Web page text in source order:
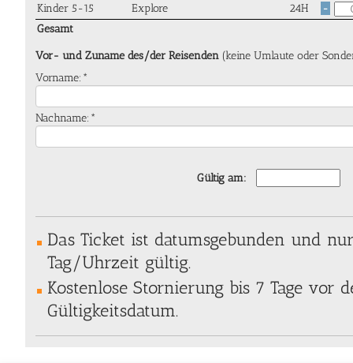
Kinder 5-15 Explore 24H -
Gesamt
Vor- und Zuname des/der Reisenden (keine Umlaute oder
Vorname:*
Nachname:*
Gültig am:
Das Ticket ist datumsgebunden und
Tag/Uhrzeit gültig.
Kostenlose Stornierung bis 7 Tage vor
Gültigkeitsdatum.